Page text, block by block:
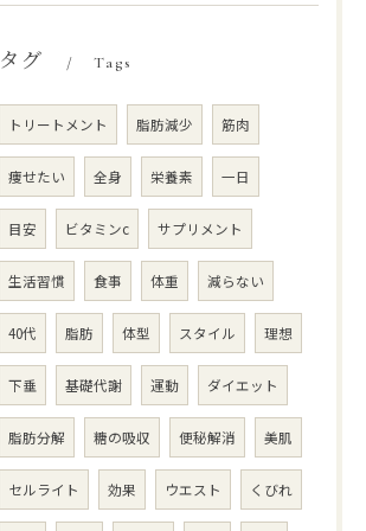
タグ Tags
トリートメント 脂肪減少 筋肉
痩せたい 全身 栄養素 一日
目安 ビタミンc サプリメント
生活習慣 食事 体重 減らない
40代 脂肪 体型 スタイル 理想
下垂 基礎代謝 運動 ダイエット
脂肪分解 糖の吸収 便秘解消 美肌
セルライト 効果 ウエスト くびれ